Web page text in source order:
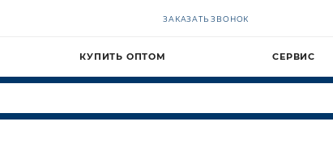
ЗАКАЗАТЬ ЗВОНОК
КУПИТЬ ОПТОМ СЕРВИС